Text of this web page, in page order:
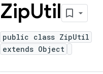
ZipUtil
public class ZipUtil
extends Object